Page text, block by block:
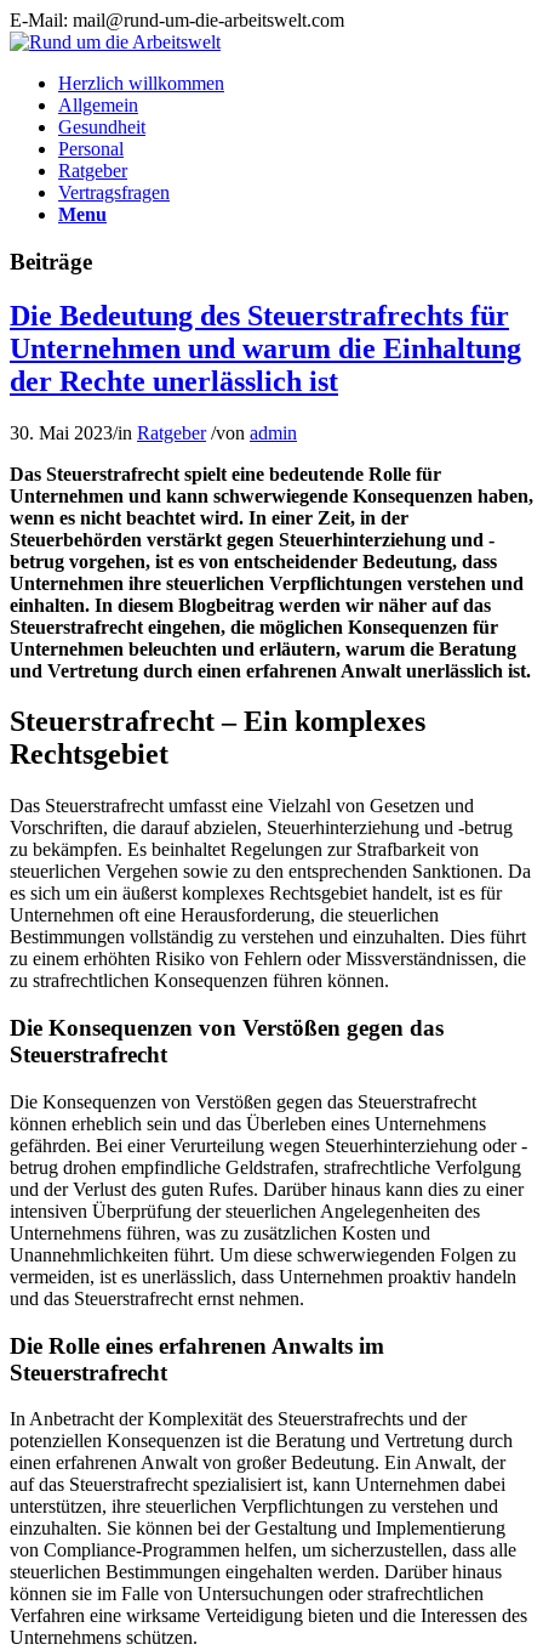
E-Mail: mail@rund-um-die-arbeitswelt.com
Herzlich willkommen
Allgemein
Gesundheit
Personal
Ratgeber
Vertragsfragen
Menu
Beiträge
Die Bedeutung des Steuerstrafrechts für
Unternehmen und warum die Einhaltung
der Rechte unerlässlich ist
30. Mai 2023/in Ratgeber /von admin
Das Steuerstrafrecht spielt eine bedeutende Rolle für
Unternehmen und kann schwerwiegende Konsequenzen haben,
wenn es nicht beachtet wird. In einer Zeit, in der
Steuerbehörden verstärkt gegen Steuerhinterziehung und -
betrug vorgehen, ist es von entscheidender Bedeutung, dass
Unternehmen ihre steuerlichen Verpflichtungen verstehen und
einhalten. In diesem Blogbeitrag werden wir näher auf das
Steuerstrafrecht eingehen, die möglichen Konsequenzen für
Unternehmen beleuchten und erläutern, warum die Beratung
und Vertretung durch einen erfahrenen Anwalt unerlässlich ist.
Steuerstrafrecht – Ein komplexes
Rechtsgebiet
Das Steuerstrafrecht umfasst eine Vielzahl von Gesetzen und
Vorschriften, die darauf abzielen, Steuerhinterziehung und -betrug
zu bekämpfen. Es beinhaltet Regelungen zur Strafbarkeit von
steuerlichen Vergehen sowie zu den entsprechenden Sanktionen. Da
es sich um ein äußerst komplexes Rechtsgebiet handelt, ist es für
Unternehmen oft eine Herausforderung, die steuerlichen
Bestimmungen vollständig zu verstehen und einzuhalten. Dies führt
zu einem erhöhten Risiko von Fehlern oder Missverständnissen, die
zu strafrechtlichen Konsequenzen führen können.
Die Konsequenzen von Verstößen gegen das
Steuerstrafrecht
Die Konsequenzen von Verstößen gegen das Steuerstrafrecht
können erheblich sein und das Überleben eines Unternehmens
gefährden. Bei einer Verurteilung wegen Steuerhinterziehung oder -
betrug drohen empfindliche Geldstrafen, strafrechtliche Verfolgung
und der Verlust des guten Rufes. Darüber hinaus kann dies zu einer
intensiven Überprüfung der steuerlichen Angelegenheiten des
Unternehmens führen, was zu zusätzlichen Kosten und
Unannehmlichkeiten führt. Um diese schwerwiegenden Folgen zu
vermeiden, ist es unerlässlich, dass Unternehmen proaktiv handeln
und das Steuerstrafrecht ernst nehmen.
Die Rolle eines erfahrenen Anwalts im
Steuerstrafrecht
In Anbetracht der Komplexität des Steuerstrafrechts und der
potenziellen Konsequenzen ist die Beratung und Vertretung durch
einen erfahrenen Anwalt von großer Bedeutung. Ein Anwalt, der
auf das Steuerstrafrecht spezialisiert ist, kann Unternehmen dabei
unterstützen, ihre steuerlichen Verpflichtungen zu verstehen und
einzuhalten. Sie können bei der Gestaltung und Implementierung
von Compliance-Programmen helfen, um sicherzustellen, dass alle
steuerlichen Bestimmungen eingehalten werden. Darüber hinaus
können sie im Falle von Untersuchungen oder strafrechtlichen
Verfahren eine wirksame Verteidigung bieten und die Interessen des
Unternehmens schützen.